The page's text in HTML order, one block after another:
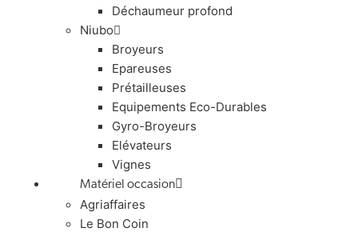
Déchaumeur profond
Niubo
Broyeurs
Epareuses
Prétailleuses
Equipements Eco-Durables
Gyro-Broyeurs
Elévateurs
Vignes
Matériel occasion
Agriaffaires
Le Bon Coin